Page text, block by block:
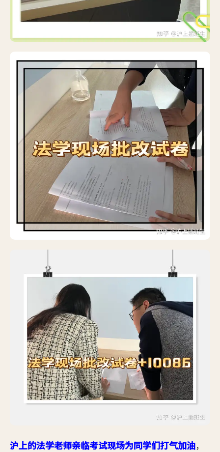
沪上的法学老师亲临考试现场为同学们打气加油，